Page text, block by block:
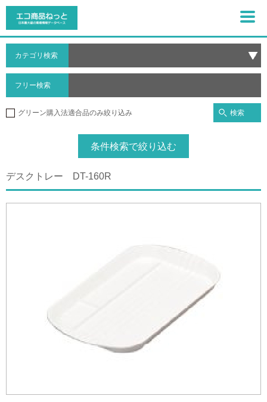
カテゴリ検索
フリー検索
グリーン購入法適合品のみ絞り込み 検索
条件検索で絞り込む
デスクトレー DT-160R